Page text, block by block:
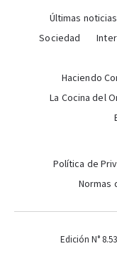
Últimas noticias
Sociedad
Haciendo
La Cocina del
Política de
Normas
Edición N°